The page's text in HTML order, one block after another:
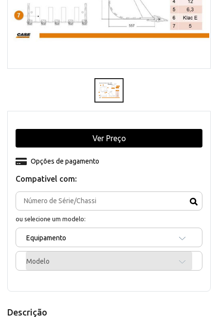
Compativel com:
ou selecione um modelo:
Equipamento
Modelo
Opções de pagamento
Ver Preço
Descrição